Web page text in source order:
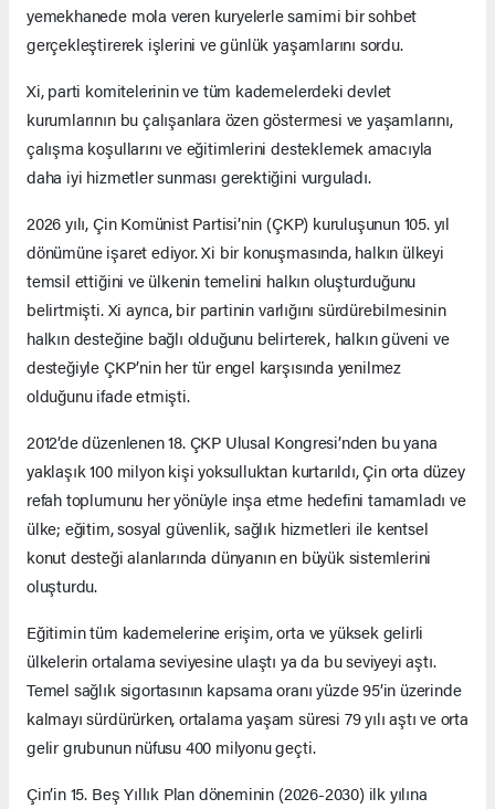
yemekhanede mola veren kuryelerle samimi bir sohbet
gerçekleştirerek işlerini ve günlük yaşamlarını sordu.
Xi, parti komitelerinin ve tüm kademelerdeki devlet
kurumlarının bu çalışanlara özen göstermesi ve yaşamlarını,
çalışma koşullarını ve eğitimlerini desteklemek amacıyla
daha iyi hizmetler sunması gerektiğini vurguladı.
2026 yılı, Çin Komünist Partisi’nin (ÇKP) kuruluşunun 105. yıl
dönümüne işaret ediyor. Xi bir konuşmasında, halkın ülkeyi
temsil ettiğini ve ülkenin temelini halkın oluşturduğunu
belirtmişti. Xi ayrıca, bir partinin varlığını sürdürebilmesinin
halkın desteğine bağlı olduğunu belirterek, halkın güveni ve
desteğiyle ÇKP’nin her tür engel karşısında yenilmez
olduğunu ifade etmişti.
2012’de düzenlenen 18. ÇKP Ulusal Kongresi’nden bu yana
yaklaşık 100 milyon kişi yoksulluktan kurtarıldı, Çin orta düzey
refah toplumunu her yönüyle inşa etme hedefini tamamladı ve
ülke; eğitim, sosyal güvenlik, sağlık hizmetleri ile kentsel
konut desteği alanlarında dünyanın en büyük sistemlerini
oluşturdu.
Eğitimin tüm kademelerine erişim, orta ve yüksek gelirli
ülkelerin ortalama seviyesine ulaştı ya da bu seviyeyi aştı.
Temel sağlık sigortasının kapsama oranı yüzde 95’in üzerinde
kalmayı sürdürürken, ortalama yaşam süresi 79 yılı aştı ve orta
gelir grubunun nüfusu 400 milyonu geçti.
Çin’in 15. Beş Yıllık Plan döneminin (2026-2030) ilk yılına